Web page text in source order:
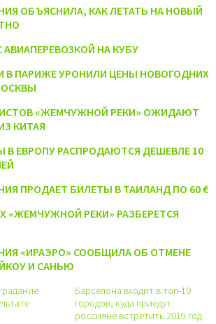
ОБЪЯСНИЛА, КАК ЛЕТАТЬ НА НОВЫЙ
АВИАПЕРЕВОЗКОЙ НА КУБУ
В ПАРИЖЕ УРОНИЛИ ЦЕНЫ НОВОГОДНИХ
«ЖЕМЧУЖНОЙ РЕКИ» ОЖИДАЮТ
КИТАЯ
В ЕВРОПУ РАСПРОДАЮТСЯ ДЕШЕВЛЕ 10
ПРОДАЕТ БИЛЕТЫ В ТАИЛАНД ПО 60 €
«ЖЕМЧУЖНОЙ РЕКИ» РАЗБЕРЕТСЯ
«ИРАЭРО» СООБЩИЛА ОБ ОТМЕНЕ
И САНЬЮ
Барселона входит в топ-10
городов, куда приедут
россияне встретить 2019 год